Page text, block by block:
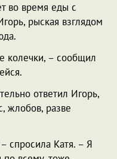
во время еды с
рыская взглядом
колечки, – сообщил
ответил Игорь,
жлобов, разве
спросила Катя. – Я